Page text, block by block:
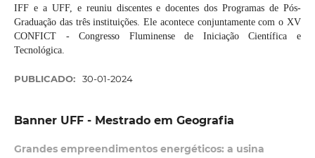
IFF e a UFF, e reuniu discentes e docentes dos Programas de Pós-
Graduação das três instituições. Ele acontece conjuntamente com o XV
CONFICT - Congresso Fluminense de Iniciação Científica e
Tecnológica.
PUBLICADO: 30-01-2024
Banner UFF - Mestrado em Geografia
Grandes empreendimentos energéticos: a usina